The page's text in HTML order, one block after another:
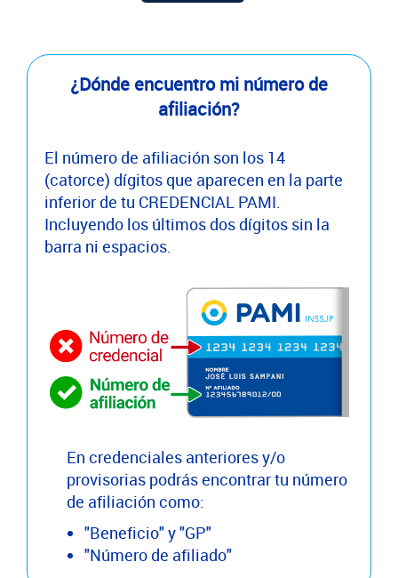
¿Dónde encuentro mi número de
afiliación?
El número de afiliación son los 14
(catorce) dígitos que aparecen en la parte
inferior de tu CREDENCIAL PAMI.
Incluyendo los últimos dos dígitos sin la
barra ni espacios.
En credenciales anteriores y/o
provisorias podrás encontrar tu número
de afiliación como:
"Beneficio" y "GP"
"Número de afiliado"